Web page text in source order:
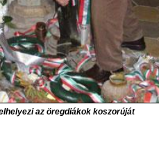
az öregdiákok koszorúját